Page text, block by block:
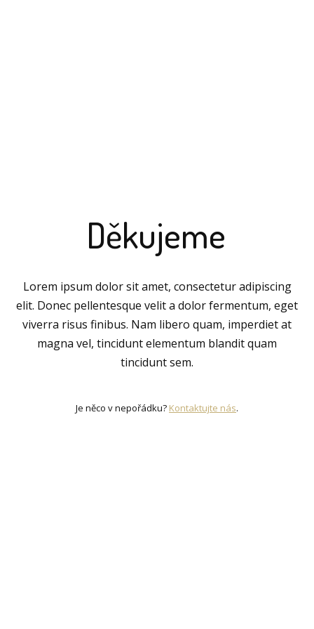
Děkujeme
Lorem ipsum dolor sit amet, consectetur adipiscing
elit. Donec pellentesque velit a dolor fermentum, eget
viverra risus finibus. Nam libero quam, imperdiet at
magna vel, tincidunt elementum blandit quam
tincidunt sem.
Je něco v nepořádku? Kontaktujte nás.